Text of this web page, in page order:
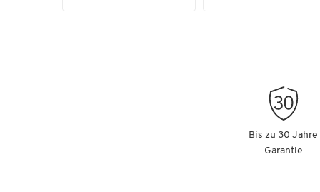
Bis zu 30 Jahre
Garantie